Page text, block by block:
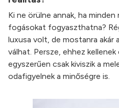
Ki ne örülne annak, ha
fogásokat fogyaszthatna?
luxusa volt, de mostanra akár
válhat. Persze, ehhez
egyszerűen csak kiviszik a
odafigyelnek a minőségre is.